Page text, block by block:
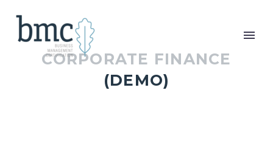
CORPORATE FINANCE
(DEMO)